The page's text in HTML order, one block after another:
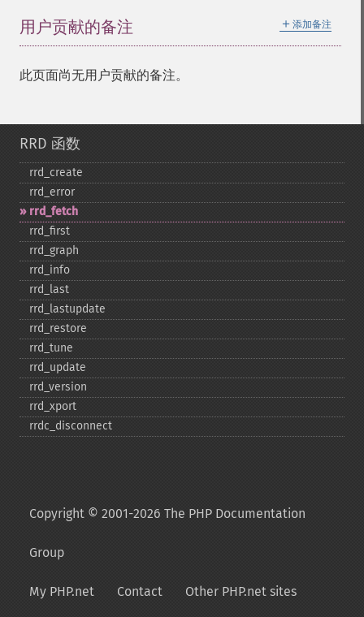
＋ 添加备注
用户贡献的备注
此页面尚无用户贡献的备注。
RRD 函数
rrd_​create
rrd_​error
rrd_​fetch
rrd_​first
rrd_​graph
rrd_​info
rrd_​last
rrd_​lastupdate
rrd_​restore
rrd_​tune
rrd_​update
rrd_​version
rrd_​xport
rrdc_​disconnect
Copyright © 2001-2026 The PHP Documentation
Group
My PHP.net Contact Other PHP.net sites